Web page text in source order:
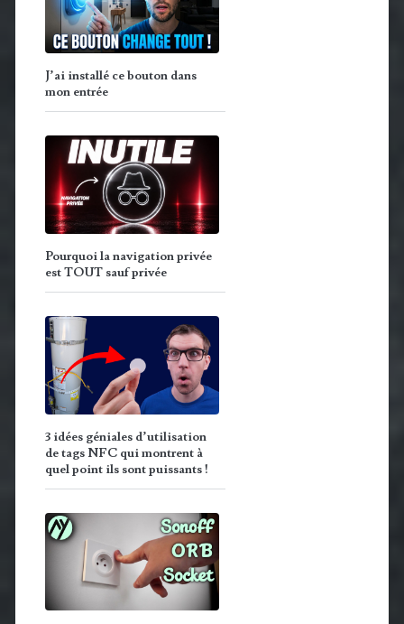
J’ai installé ce bouton dans
mon entrée
Pourquoi la navigation privée
est TOUT sauf privée
3 idées géniales d’utilisation
de tags NFC qui montrent à
quel point ils sont puissants !